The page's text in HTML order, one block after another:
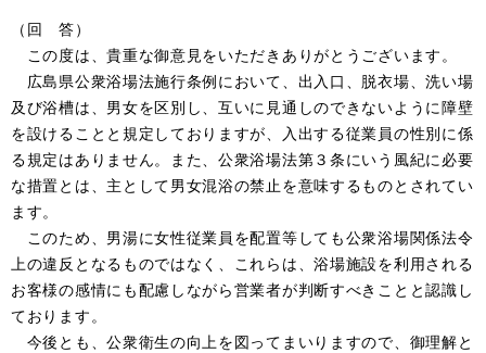
（回 答）
この度は、貴重な御意見をいただきありがとうございます。
広島県公衆浴場法施行条例において、出入口、脱衣場、洗い場
及び浴槽は、男女を区別し、互いに見通しのできないように障壁
を設けることと規定しておりますが、入出する従業員の性別に係
る規定はありません。また、公衆浴場法第３条にいう風紀に必要
な措置とは、主として男女混浴の禁止を意味するものとされてい
ます。
このため、男湯に女性従業員を配置等しても公衆浴場関係法令
上の違反となるものではなく、これらは、浴場施設を利用される
お客様の感情にも配慮しながら営業者が判断すべきことと認識し
ております。
今後とも、公衆衛生の向上を図ってまいりますので、御理解と